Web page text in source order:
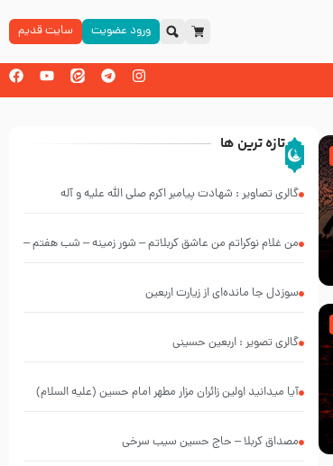
ورود عضویت سایت قدیم
تازه ترین ها
گالری تصاویر : شهادت پیامبر اکرم صلی الله علیه و آله
من غلام نوکراتم من عاشق کربلاتم – شور زمینه – شب هفتم –
سوزدل جا مانده‌ای از زیارت اربعین
گالری تصویر : اربعین حسینی
آیا میدانید اولین زائران مزار مطهر امام حسین (علیه السلام)
مصداق کربلا – حاج حسین سیب سرخی